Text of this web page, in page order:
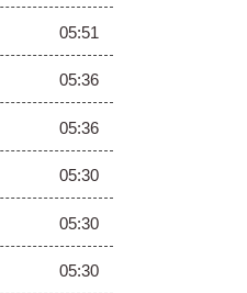
05:51
05:36
05:36
05:30
05:30
05:30